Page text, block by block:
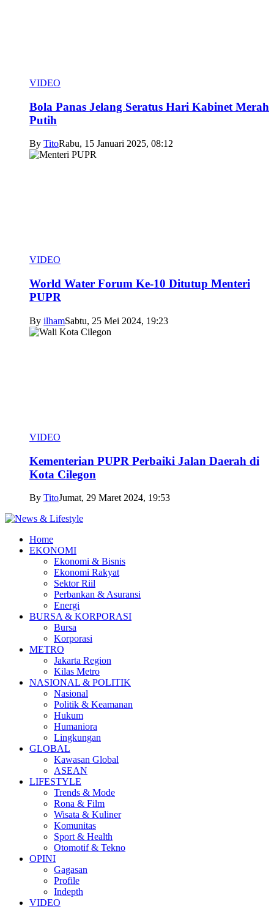
VIDEO
Bola Panas Jelang Seratus Hari Kabinet Merah
Putih
By TitoRabu, 15 Januari 2025, 08:12
VIDEO
World Water Forum Ke-10 Ditutup Menteri
PUPR
By ilhamSabtu, 25 Mei 2024, 19:23
VIDEO
Kementerian PUPR Perbaiki Jalan Daerah di
Kota Cilegon
By TitoJumat, 29 Maret 2024, 19:53
Home
EKONOMI
Ekonomi & Bisnis
Ekonomi Rakyat
Sektor Riil
Perbankan & Asuransi
Energi
BURSA & KORPORASI
Bursa
Korporasi
METRO
Jakarta Region
Kilas Metro
NASIONAL & POLITIK
Nasional
Politik & Keamanan
Hukum
Humaniora
Lingkungan
GLOBAL
Kawasan Global
ASEAN
LIFESTYLE
Trends & Mode
Rona & Film
Wisata & Kuliner
Komunitas
Sport & Health
Otomotif & Tekno
OPINI
Gagasan
Profile
Indepth
VIDEO